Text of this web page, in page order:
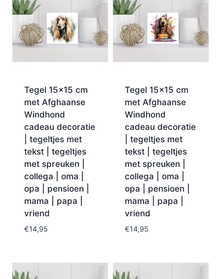
Tegel 15×15 cm
met Afghaanse
Windhond
cadeau decoratie
| tegeltjes met
tekst | tegeltjes
met spreuken |
collega | oma |
opa | pensioen |
mama | papa |
vriend
€14,95
Tegel 15×15 cm
met Afghaanse
Windhond
cadeau decoratie
| tegeltjes met
tekst | tegeltjes
met spreuken |
collega | oma |
opa | pensioen |
mama | papa |
vriend
€14,95